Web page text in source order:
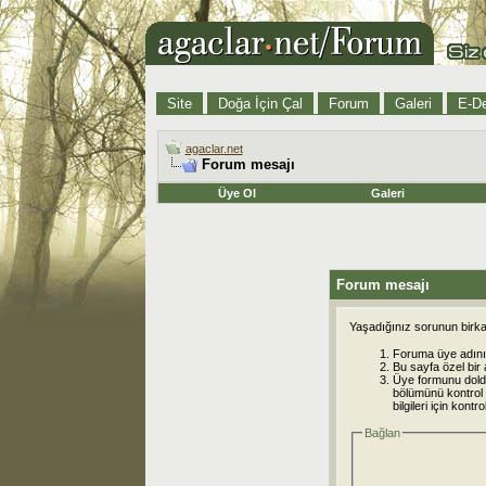
Site Doğa İçin Çal Forum Galeri E-
agaclar.net
Forum mesajı
Üye Ol Galeri
Forum mesajı
Yaşadığınız sorunun
Foruma üye
Bu sayfa özel bir
Üye formunu
bölümünü kontrol
bilgileri için
Bağlan